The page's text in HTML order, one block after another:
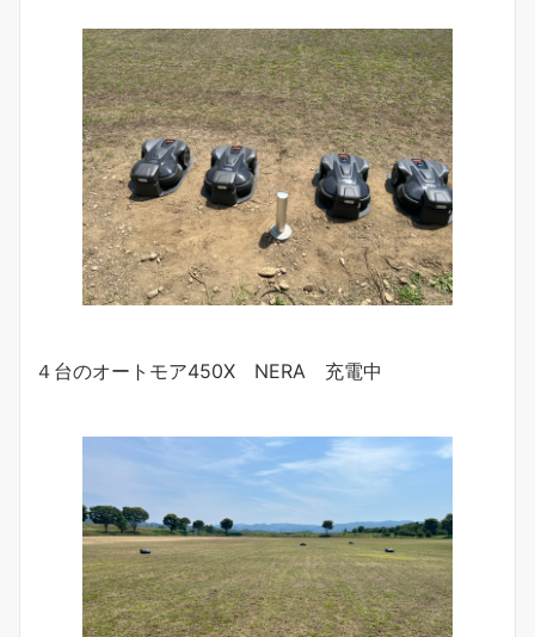
４台のオートモア450X NERA 充電中